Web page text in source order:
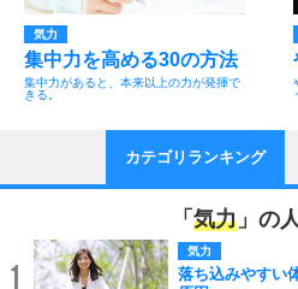
気力
集中力を高める30の方法
集中力があると、本来以上の力が発揮で
きる。
カテゴリランキング
「 気力 」の
気力
落ち込みやすい